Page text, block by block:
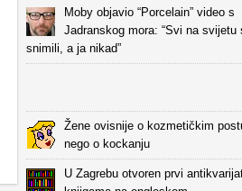
Moby objavio “Porcelain” video s
Jadranskog mora: “Svi na svijetu
snimili, a ja nikad”
Žene ovisnije o kozmetičkim
nego o kockanju
U Zagrebu otvoren prvi